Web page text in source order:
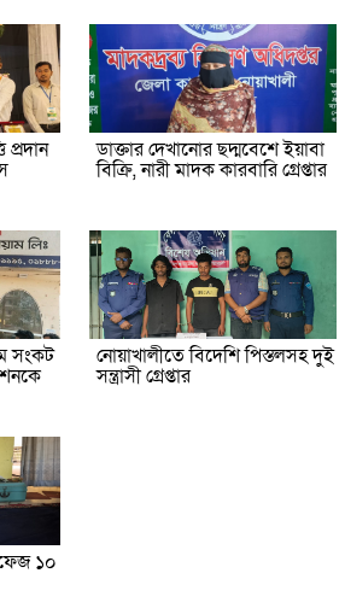
প্রদান ডাক্তার দেখানোর ছদ্মবেশে ইয়াবা
বিক্রি, নারী মাদক কারবারি গ্রেপ্তার
সংকট নোয়াখালীতে বিদেশি পিস্তলসহ দুই
সন্ত্রাসী গ্রেপ্তার
১০